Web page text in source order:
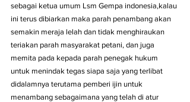
sebagai ketua umum Lsm Gempa indonesia,kalau
ini terus dibiarkan maka parah penambang akan
semakin meraja lelah dan tidak menghiraukan
teriakan parah masyarakat petani, dan juga
memita pada kepada parah penegak hukum
untuk menindak tegas siapa saja yang terlibat
didalamnya terutama pemberi ijin untuk
menambang sebagaimana yang telah di atur